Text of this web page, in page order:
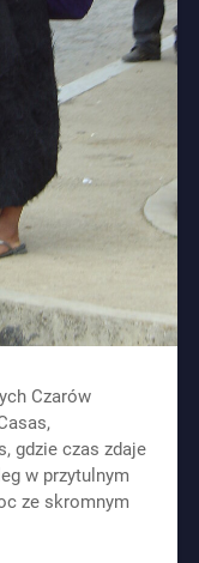
Czarów
gdzie czas zdaje
w przytulnym
ze skromnym